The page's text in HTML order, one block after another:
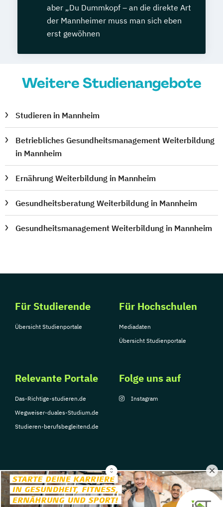
aber „Du Dummkopf – an die direkte Art
der Mannheimer muss man sich eben
erst gewöhnen
Weitere Studienangebote
Studieren in Mannheim
Betriebliches Gesundheitsmanagement Weiterbildung
in Mannheim
Ernährung Weiterbildung in Mannheim
Gesundheitsberatung Weiterbildung in Mannheim
Gesundheitsmanagement Weiterbildung in Mannheim
Für Studierende
Übersicht Studienportale
Für Hochschulen
Mediadaten
Übersicht Studienportale
Relevante Portale
Das-Richtige-studieren.de
Wegweiser-duales-Studium.de
Studieren-berufsbegleitend.de
Folge uns auf
Instagram
© Copyright 2026, TarGroup Media GmbH